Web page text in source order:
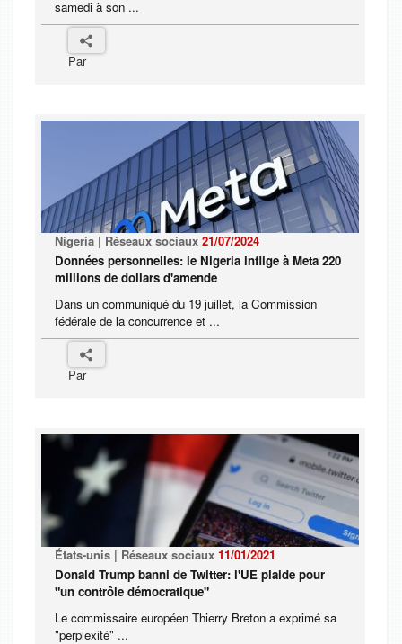
samedi à son ...
Par
Nigeria | Réseaux sociaux 21/07/2024
Données personnelles: le Nigeria inflige à Meta 220
millions de dollars d'amende
Dans un communiqué du 19 juillet, la Commission
fédérale de la concurrence et ...
Par
États-unis | Réseaux sociaux 11/01/2021
Donald Trump banni de Twitter: l'UE plaide pour
"un contrôle démocratique"
Le commissaire européen Thierry Breton a exprimé sa
"perplexité" ...